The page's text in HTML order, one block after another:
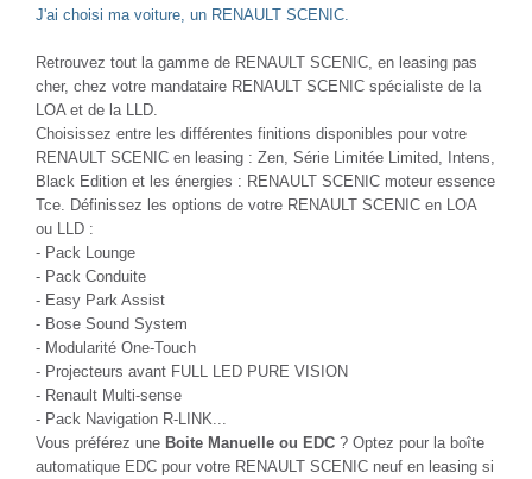
J'ai choisi ma voiture, un RENAULT SCENIC.
Retrouvez tout la gamme de RENAULT SCENIC, en leasing pas
cher, chez votre mandataire RENAULT SCENIC spécialiste de la
LOA et de la LLD.
Choisissez entre les différentes finitions disponibles pour votre
RENAULT SCENIC en leasing : Zen, Série Limitée Limited, Intens,
Black Edition et les énergies : RENAULT SCENIC moteur essence
Tce. Définissez les options de votre RENAULT SCENIC en LOA
ou LLD :
- Pack Lounge
- Pack Conduite
- Easy Park Assist
- Bose Sound System
- Modularité One-Touch
- Projecteurs avant FULL LED PURE VISION
- Renault Multi-sense
- Pack Navigation R-LINK...
Vous préférez une Boite Manuelle ou EDC ? Optez pour la boîte
automatique EDC pour votre RENAULT SCENIC neuf en leasing si